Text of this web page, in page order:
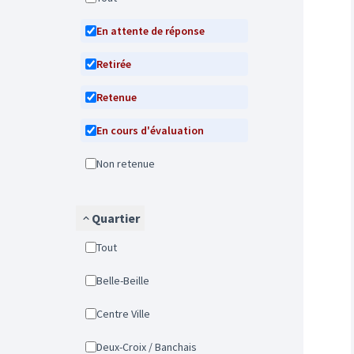
En attente de réponse
Retirée
Retenue
En cours d'évaluation
Non retenue
Quartier
Tout
Belle-Beille
Centre Ville
Deux-Croix / Banchais